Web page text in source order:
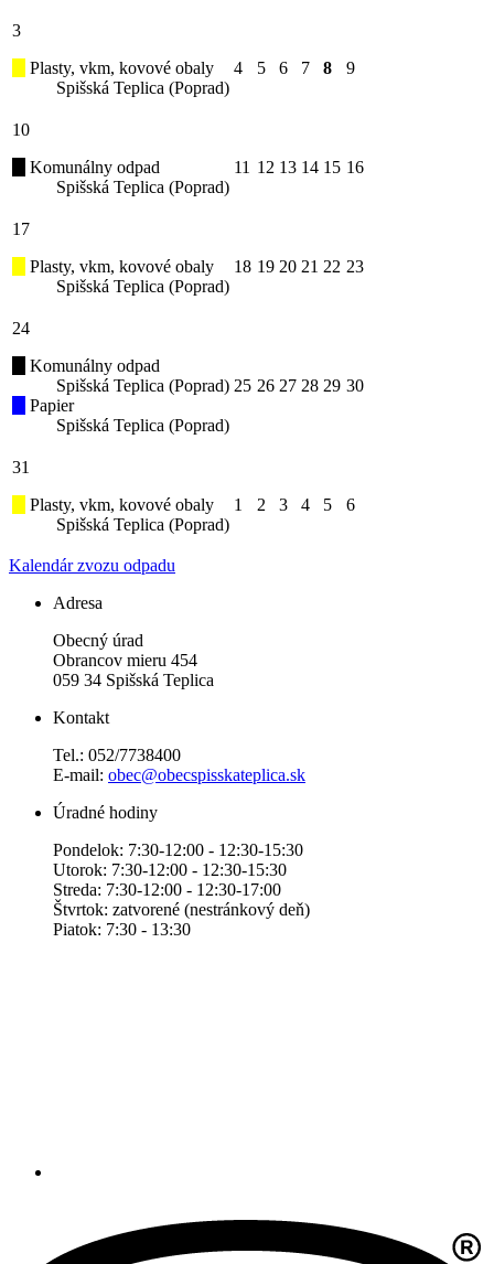
3
Plasty, vkm, kovové obaly
Spišská Teplica (Poprad)
4 5 6 7 8 9
10
Komunálny odpad
Spišská Teplica (Poprad)
11 12 13 14 15 16
17
Plasty, vkm, kovové obaly
Spišská Teplica (Poprad)
18 19 20 21 22 23
24
Komunálny odpad
Spišská Teplica (Poprad)
Papier
Spišská Teplica (Poprad)
25 26 27 28 29 30
31
Plasty, vkm, kovové obaly
Spišská Teplica (Poprad)
1 2 3 4 5 6
Kalendár zvozu odpadu
Adresa
Obecný úrad
Obrancov mieru 454
059 34 Spišská Teplica
Kontakt
Tel.: 052/7738400
E-mail: obec@obecspisskateplica.sk
Úradné hodiny
Pondelok: 7:30-12:00 - 12:30-15:30
Utorok: 7:30-12:00 - 12:30-15:30
Streda: 7:30-12:00 - 12:30-17:00
Štvrtok: zatvorené (nestránkový deň)
Piatok: 7:30 - 13:30